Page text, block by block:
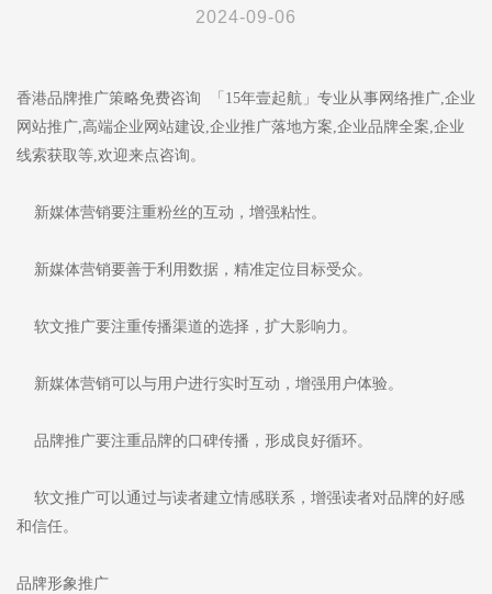
2024-09-06
香港品牌推广策略免费咨询 「15年壹起航」专业从事网络推广,企业
网站推广,高端企业网站建设,企业推广落地方案,企业品牌全案,企业
线索获取等,欢迎来点咨询。
新媒体营销要注重粉丝的互动，增强粘性。
新媒体营销要善于利用数据，精准定位目标受众。
软文推广要注重传播渠道的选择，扩大影响力。
新媒体营销可以与用户进行实时互动，增强用户体验。
品牌推广要注重品牌的口碑传播，形成良好循环。
软文推广可以通过与读者建立情感联系，增强读者对品牌的好感
和信任。
品牌形象推广